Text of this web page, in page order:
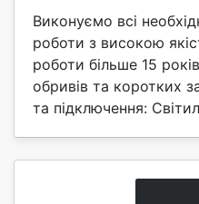
Виконуємо всі
роботи з високою
роботи більше 15
обривів та коротких
та підключення: